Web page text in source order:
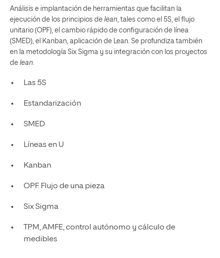
Análisis e implantación de herramientas que facilitan la
ejecución de los principios de lean, tales como el 5S, el flujo
unitario (OPF), el cambio rápido de configuración de línea
(SMED), el Kanban, aplicación de Lean. Se profundiza también
en la metodología Six Sigma y su integración con los proyectos
de lean.
Las 5S
Estandarización
SMED
Líneas en U
Kanban
OPF. Flujo de una pieza
Six Sigma
TPM, AMFE, control autónomo y cálculo de
medibles